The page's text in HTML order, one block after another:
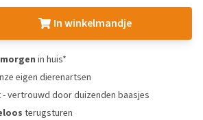
In winkelmandje
morgen in huis*
eigen dierenartsen
vertrouwd door duizenden baasjes
terugsturen